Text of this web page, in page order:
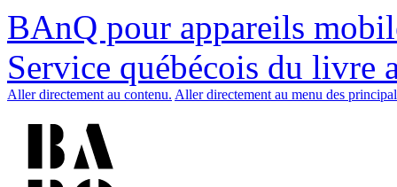
BAnQ pour appareils
Service québécois du livre
Aller directement au contenu. Aller directement au menu des